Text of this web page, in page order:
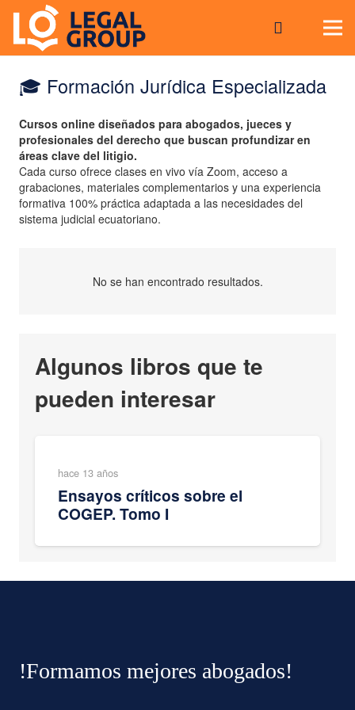
🎓 Formación Jurídica Especializada
Cursos online diseñados para abogados, jueces y
profesionales del derecho que buscan profundizar en
áreas clave del litigio.
Cada curso ofrece clases en vivo vía Zoom, acceso a
grabaciones, materiales complementarios y una experiencia
formativa 100% práctica adaptada a las necesidades del
sistema judicial ecuatoriano.
No se han encontrado resultados.
Algunos libros que te
pueden interesar
hace 13 años
Ensayos críticos sobre el
COGEP. Tomo I
!Formamos mejores abogados!